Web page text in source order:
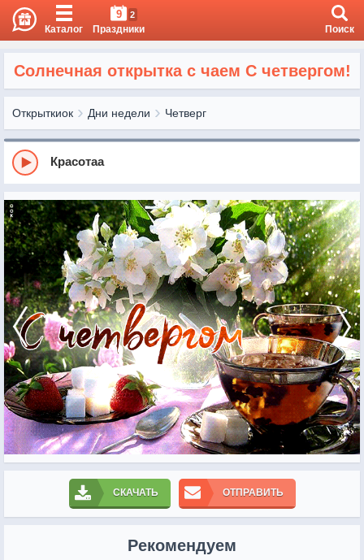
Каталог
9 2
Праздники Поиск
Солнечная открытка с чаем С четвергом!
Открыткиок Дни недели Четверг
Красотаа
СКАЧАТЬ ОТПРАВИТЬ
Рекомендуем